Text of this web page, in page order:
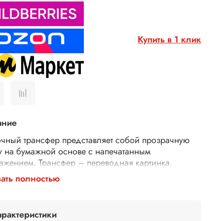
Купить в 1 клик
трансфер представляет собой прозрачную
на бумажной основе с напечатанным
Трансфер – переводная картинка,
с его помощью Ваше изделие приобретет
и уникальность. Трансферной бумагой
рисовые листы, бумагу для декупажа,
полностью